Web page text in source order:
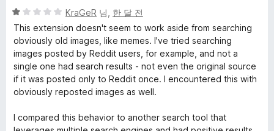
e
I
m
a
점
에
5
점
5
점
만
점
에
1
점
KraGeR 님, 한 달 전
This extension doesn't seem to work aside from searching
obviously old images, like memes. I've tried searching
images posted by Reddit users, for example, and not a
single one had search results - not even the original source
if it was posted only to Reddit once. I encountered this with
obviously reposted images as well.
I compared this behavior to another search tool that